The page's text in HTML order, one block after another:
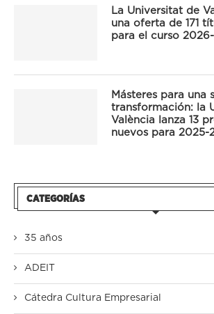
La Universitat de
una oferta de 171
para el curso
Másteres para una
transformación: la
València lanza 13
nuevos para 2025-
CATEGORÍAS
35 años
ADEIT
Cátedra Cultura Empresarial